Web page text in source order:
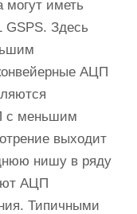
могут иметь
GSPS. Здесь
АЦП
с меньшим
выходит
нишу в ряду
АЦП
Типичными